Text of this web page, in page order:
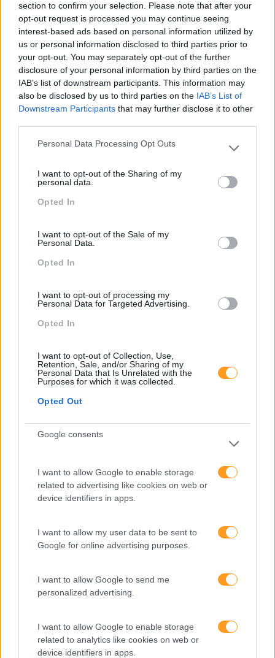
section to confirm your selection. Please note that after your
opt-out request is processed you may continue seeing
interest-based ads based on personal information utilized by
us or personal information disclosed to third parties prior to
your opt-out. You may separately opt-out of the further
disclosure of your personal information by third parties on the
IAB’s list of downstream participants. This information may
also be disclosed by us to third parties on the IAB’s List of
Downstream Participants that may further disclose it to other
Please note that this website/app uses one or more Google
not limited to your visit or usage behaviour. You may click to
grant or deny consent to Google and its third-party tags to
use your data for below specified purposes in below Google
Personal Data Processing Opt Outs
I want to opt-out of the Sharing of my
personal data.
Opted In
I want to opt-out of the Sale of my
Personal Data.
Opted In
I want to opt-out of processing my
Personal Data for Targeted Advertising.
Opted In
I want to opt-out of Collection, Use,
Retention, Sale, and/or Sharing of my
Personal Data that Is Unrelated with the
Purposes for which it was collected.
Opted Out
Google consents
I want to allow Google to enable storage
related to advertising like cookies on web or
device identifiers in apps.
I want to allow my user data to be sent to
Google for online advertising purposes.
I want to allow Google to send me
personalized advertising.
I want to allow Google to enable storage
related to analytics like cookies on web or
device identifiers in apps.
ESTES SERÃO OS DIRETORES DE RECURSOS
HUMANOS DO FUTURO
A transformação digital está a impulsionar uma mutação
de todos os setores de negócio e os Recursos Humanos
não serão diferentes. Como serão os diretores de
Recursos Humanos de amanhã? Quais serão as
competências e…
GIG ‘QUÊ’?
A conclusão consta do estudo ‘Global Human Capital
design’, da Deloitte: cerca de 42% dos executivos de
todo o mundo esperam, dentro dos próximos três anos,
LEIA MAIS